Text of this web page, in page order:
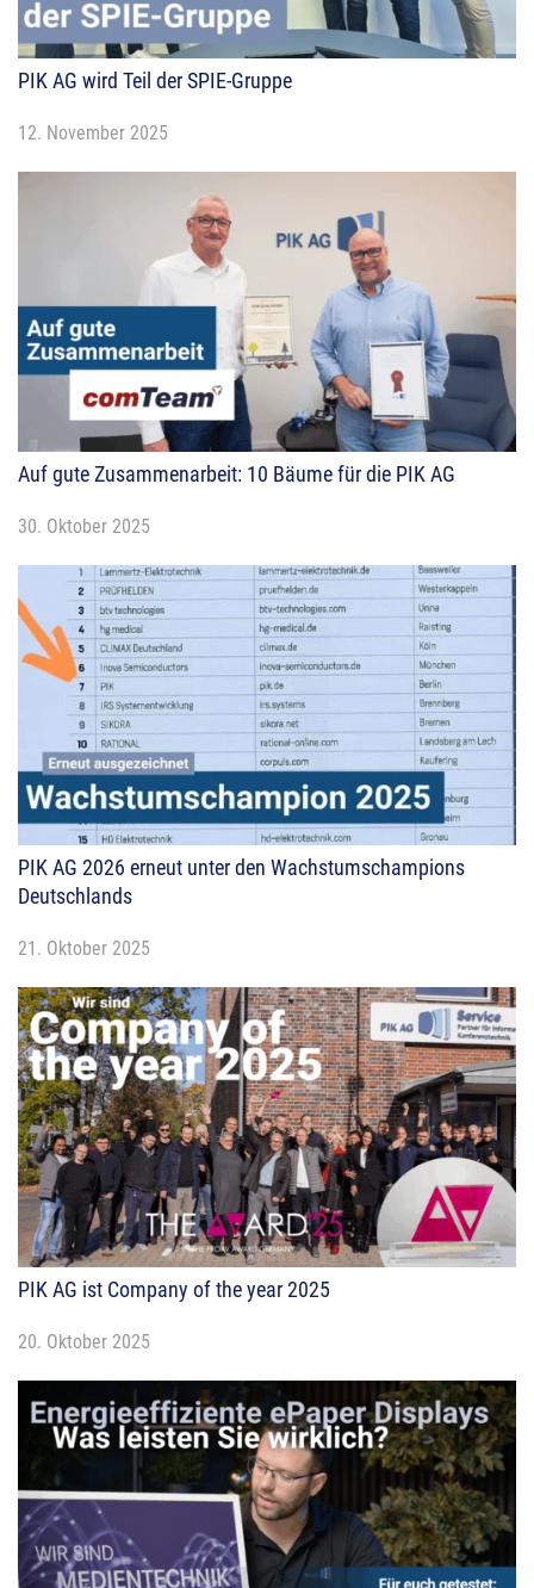
PIK AG wird Teil der SPIE-Gruppe
12. November 2025
Auf gute Zusammenarbeit: 10 Bäume für die PIK AG
30. Oktober 2025
PIK AG 2026 erneut unter den Wachstumschampions
Deutschlands
21. Oktober 2025
PIK AG ist Company of the year 2025
20. Oktober 2025